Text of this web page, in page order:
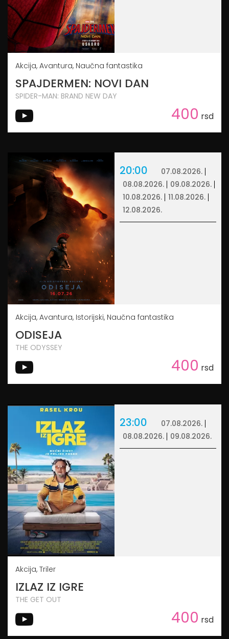
Akcija, Avantura, Naučna fantastika
SPAJDERMEN: NOVI DAN
SPIDER-MAN: BRAND NEW DAY
400 rsd
20:00
07.08.2026.
08.08.2026.
09.08.2026.
10.08.2026.
11.08.2026.
12.08.2026.
Akcija, Avantura, Istorijski, Naučna fantastika
ODISEJA
THE ODYSSEY
400 rsd
23:00
07.08.2026.
08.08.2026.
09.08.2026.
Akcija, Triler
IZLAZ IZ IGRE
THE GET OUT
400 rsd